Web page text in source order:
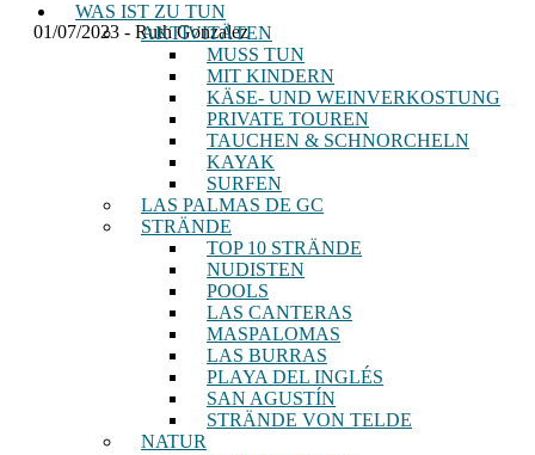
WAS IST ZU TUN
AKTIVITÄTEN
MUSS TUN
MIT KINDERN
KÄSE- UND WEINVERKOSTUNG
PRIVATE TOUREN
TAUCHEN & SCHNORCHELN
KAYAK
SURFEN
LAS PALMAS DE GC
STRÄNDE
TOP 10 STRÄNDE
NUDISTEN
POOLS
LAS CANTERAS
MASPALOMAS
LAS BURRAS
PLAYA DEL INGLÉS
SAN AGUSTÍN
STRÄNDE VON TELDE
NATUR
01/07/2023 - Ruth Gonzalez